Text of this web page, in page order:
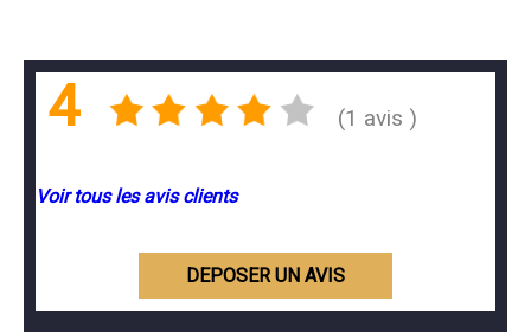
4 (1 avis )
Voir tous les avis clients
DEPOSER UN AVIS